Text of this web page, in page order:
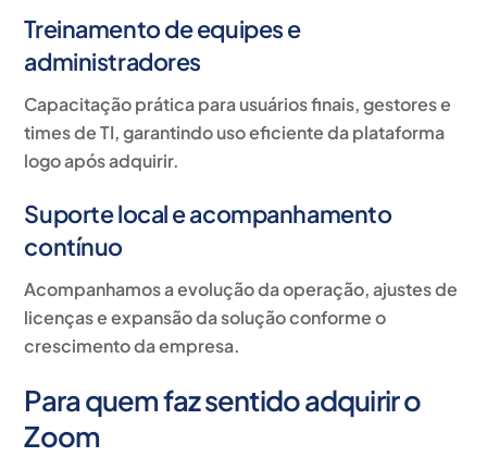
Treinamento de equipes e
administradores
Capacitação prática para usuários finais, gestores e
times de TI, garantindo uso eficiente da plataforma
logo após adquirir.
Suporte local e acompanhamento
contínuo
Acompanhamos a evolução da operação, ajustes de
licenças e expansão da solução conforme o
crescimento da empresa.
Para quem faz sentido adquirir o
Zoom